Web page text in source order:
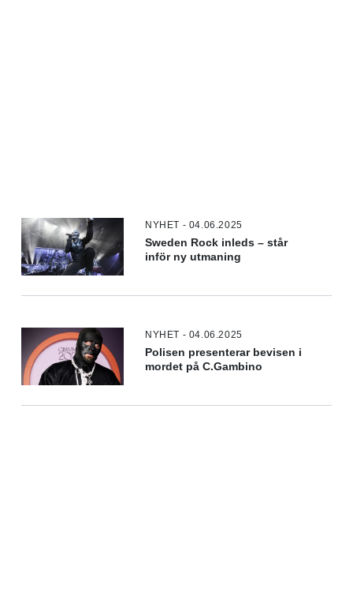
NYHET - 04.06.2025
Sweden Rock inleds – står
inför ny utmaning
NYHET - 04.06.2025
Polisen presenterar bevisen i
mordet på C.Gambino